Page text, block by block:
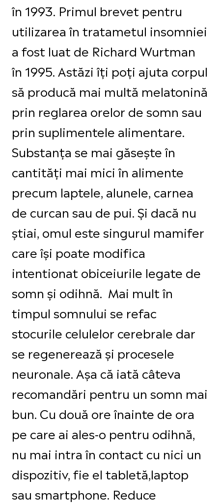
în 1993. Primul brevet pentru
utilizarea în tratametul insomniei
a fost luat de Richard Wurtman
în 1995. Astăzi îți poți ajuta corpul
să producă mai multă melatonină
prin reglarea orelor de somn sau
prin suplimentele alimentare.
Substanța se mai găsește în
cantități mai mici în alimente
precum laptele, alunele, carnea
de curcan sau de pui. Și dacă nu
știai, omul este singurul mamifer
care își poate modifica
intentionat obiceiurile legate de
somn și odihnă. Mai mult în
timpul somnului se refac
stocurile celulelor cerebrale dar
se regenerează și procesele
neuronale. Așa că iată câteva
recomandări pentru un somn mai
bun. Cu două ore înainte de ora
pe care ai ales-o pentru odihnă,
nu mai intra în contact cu nici un
dispozitiv, fie el tabletă,laptop
sau smartphone. Reduce